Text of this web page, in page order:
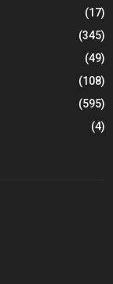
(17)
(345)
(49)
(108)
(595)
(4)